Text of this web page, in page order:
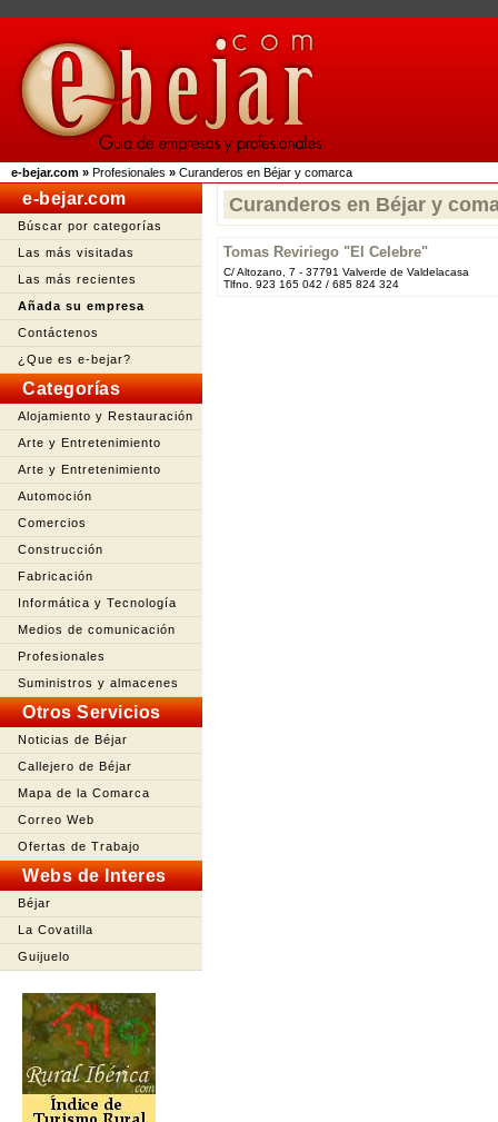
e-bejar.com » Profesionales » Curanderos en Béjar y comarca
e-bejar.com
Búscar por categorías
Las más visitadas
Las más recientes
Añada su empresa
Contáctenos
¿Que es e-bejar?
Categorías
Alojamiento y Restauración
Arte y Entretenimiento
Arte y Entretenimiento
Automoción
Comercios
Construcción
Fabricación
Informática y Tecnología
Medios de comunicación
Profesionales
Suministros y almacenes
Otros Servicios
Noticias de Béjar
Callejero de Béjar
Mapa de la Comarca
Correo Web
Ofertas de Trabajo
Webs de Interes
Béjar
La Covatilla
Guijuelo
Curanderos en Béjar y
Tomas Reviriego "El Celebre"
C/ Altozano, 7 - 37791 Valverde de Valdelacasa
Tlfno. 923 165 042 / 685 824 324